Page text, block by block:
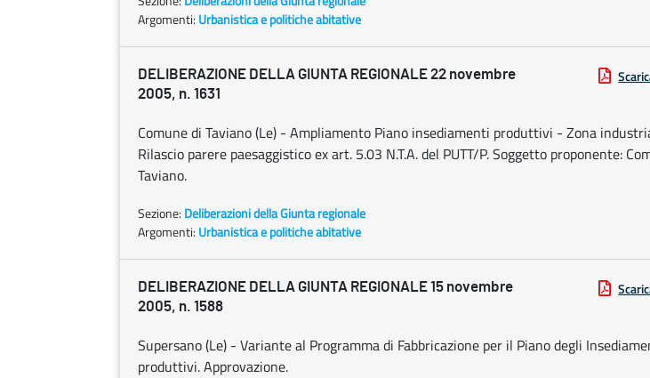
Argomenti: Urbanistica e politiche abitative
DELIBERAZIONE DELLA GIUNTA REGIONALE 22 novembre
2005, n. 1631
Comune di Taviano (Le) - Ampliamento Piano insediamenti produttivi - Zona
Rilascio parere paesaggistico ex art. 5.03 N.T.A. del PUTT/P. Soggetto proponente:
Taviano.
Sezione: Deliberazioni della Giunta regionale
Argomenti: Urbanistica e politiche abitative
DELIBERAZIONE DELLA GIUNTA REGIONALE 15 novembre
2005, n. 1588
Supersano (Le) - Variante al Programma di Fabbricazione per il Piano degli
produttivi. Approvazione.